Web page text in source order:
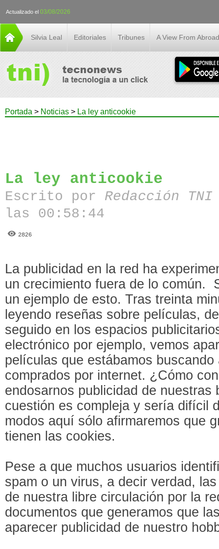
Actualizado el 03/08/2026
Silvia Leal Editoriales Tribunes A View From Abroad
Portada > Noticias > La ley anticookie
La ley anticookie
Escrito por Redacción
las 00:58:44
2826
La publicidad en la red ha
un crecimiento fuera de lo común.
un ejemplo de esto. Tras treinta
leyendo reseñas sobre películas,
seguido en los espacios
electrónico por ejemplo, vemos
películas que estábamos
comprados por internet. ¿Cómo
endosarnos publicidad de nuestras
cuestión es compleja y sería difícil
modos aquí sólo afirmaremos que
tienen las cookies.
Pese a que muchos usuarios
spam o un virus, a decir verdad,
de nuestra libre circulación por la
documentos que generamos que
aparecer publicidad de nuestro